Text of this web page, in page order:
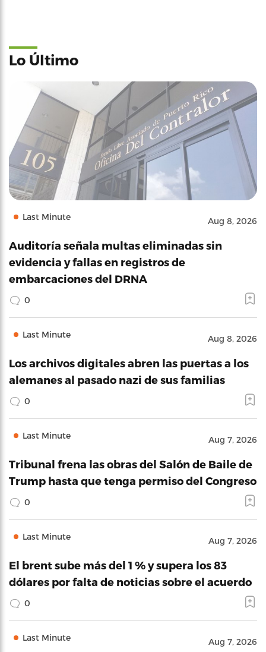
Lo Último
Last Minute Aug 8, 2026
Auditoría señala multas eliminadas sin
evidencia y fallas en registros de
embarcaciones del DRNA
0
Last Minute Aug 8, 2026
Los archivos digitales abren las puertas a los
alemanes al pasado nazi de sus familias
0
Last Minute Aug 7, 2026
Tribunal frena las obras del Salón de Baile de
Trump hasta que tenga permiso del Congreso
0
Last Minute Aug 7, 2026
El brent sube más del 1 % y supera los 83
dólares por falta de noticias sobre el acuerdo
0
Last Minute Aug 7, 2026